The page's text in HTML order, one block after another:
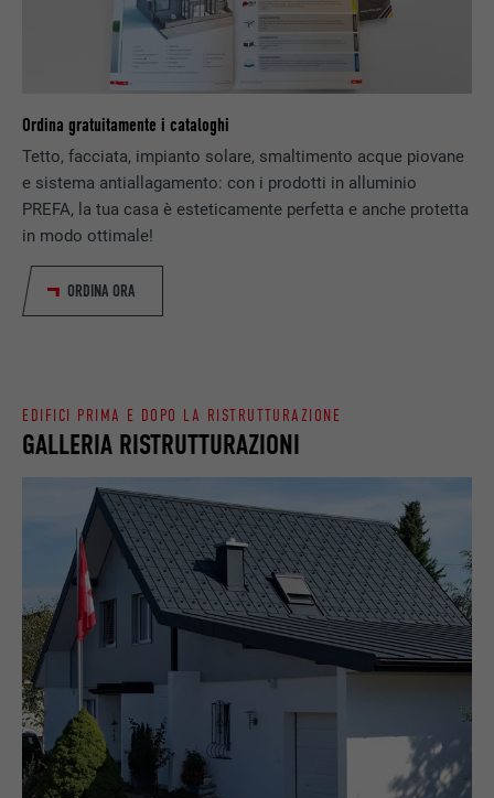
Ordina gratuitamente i cataloghi
Tetto, facciata, impianto solare, smaltimento acque piovane
e sistema antiallagamento: con i prodotti in alluminio
PREFA, la tua casa è esteticamente perfetta e anche protetta
in modo ottimale!
ORDINA ORA
GALLERIA RISTRUTTURAZIONI
EDIFICI PRIMA E DOPO LA RISTRUTTURAZIONE
del sito web.
PROVIDER Google Optimize
DECORSO 90 giorni
SCOPO
identificatore.
Sessione
Memorizza la versione linguistica di un sito
web selezionata dall’utente.
NOME lang
PROVIDER LinkedIn
DECORSO Sessione
Impostato da LinkedIn, quando un sito
NOME bcookie
PROVIDER
DECORSO 2 anni
SCOPO
Utilizzato dal servizio di social network
LinkedIn per il tracking dell’utilizzo di
prestazioni di servizio integrate.
NOME bscookie
PROVIDER LinkedIn